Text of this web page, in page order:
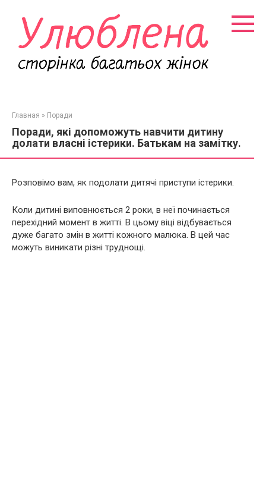
контенту
Главная » Поради
Поради, які допоможуть навчити дитину
долати власні істерики. Батькам на замітку.
Розповімо вам, як подолати дитячі приступи істерики.
Коли дитині виповнюється 2 роки, в неї починається
перехідний момент в житті. В цьому віці відбувається
дуже багато змін в житті кожного малюка. В цей час
можуть виникати різні труднощі.